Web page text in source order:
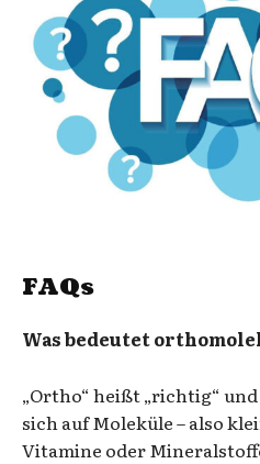
FAQs
Was bedeutet
„Ortho“ heißt „richtig“
sich auf Moleküle – also
Vitamine oder